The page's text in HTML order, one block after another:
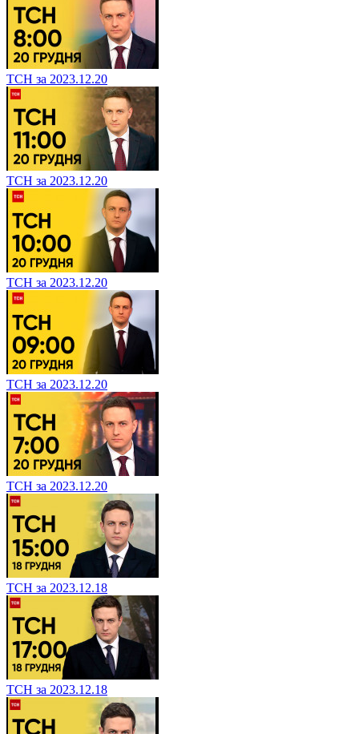
ТСН за 2023.12.20
ТСН за 2023.12.20
ТСН за 2023.12.20
ТСН за 2023.12.20
ТСН за 2023.12.20
ТСН за 2023.12.18
ТСН за 2023.12.18